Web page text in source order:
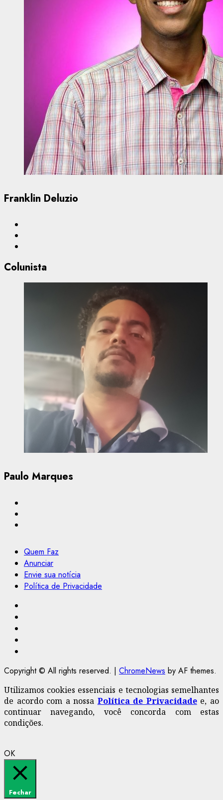
Franklin Deluzio
Colunista
Paulo Marques
Quem Faz
Anunciar
Envie sua notícia
Política de Privacidade
Copyright © All rights reserved. | ChromeNews by AF themes.
Utilizamos cookies essenciais e tecnologias semelhantes
de acordo com a nossa Política de Privacidadee, ao
continuar navegando, você concorda com estas
condições.
OK
Fechar